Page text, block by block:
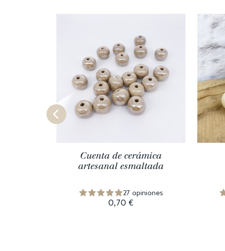
Cuenta de cerámica
artesanal esmaltada
27 opiniones
0,70 €